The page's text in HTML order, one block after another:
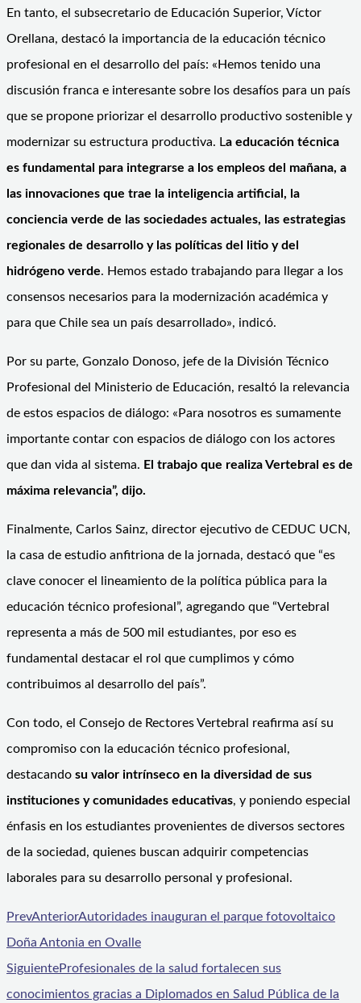
En tanto, el subsecretario de Educación Superior, Víctor
Orellana, destacó la importancia de la educación técnico
profesional en el desarrollo del país: «Hemos tenido una
discusión franca e interesante sobre los desafíos para un país
que se propone priorizar el desarrollo productivo sostenible y
modernizar su estructura productiva. La educación técnica
es fundamental para integrarse a los empleos del mañana, a
las innovaciones que trae la inteligencia artificial, la
conciencia verde de las sociedades actuales, las estrategias
regionales de desarrollo y las políticas del litio y del
hidrógeno verde. Hemos estado trabajando para llegar a los
consensos necesarios para la modernización académica y
para que Chile sea un país desarrollado», indicó.
Por su parte, Gonzalo Donoso, jefe de la División Técnico
Profesional del Ministerio de Educación, resaltó la relevancia
de estos espacios de diálogo: «Para nosotros es sumamente
importante contar con espacios de diálogo con los actores
que dan vida al sistema. El trabajo que realiza Vertebral es de
máxima relevancia”, dijo.
Finalmente, Carlos Sainz, director ejecutivo de CEDUC UCN,
la casa de estudio anfitriona de la jornada, destacó que “es
clave conocer el lineamiento de la política pública para la
educación técnico profesional”, agregando que “Vertebral
representa a más de 500 mil estudiantes, por eso es
fundamental destacar el rol que cumplimos y cómo
contribuimos al desarrollo del país”.
Con todo, el Consejo de Rectores Vertebral reafirma así su
compromiso con la educación técnico profesional,
destacando su valor intrínseco en la diversidad de sus
instituciones y comunidades educativas, y poniendo especial
énfasis en los estudiantes provenientes de diversos sectores
de la sociedad, quienes buscan adquirir competencias
laborales para su desarrollo personal y profesional.
PrevAnteriorAutoridades inauguran el parque fotovoltaico
Doña Antonia en Ovalle
SiguienteProfesionales de la salud fortalecen sus
conocimientos gracias a Diplomados en Salud Pública de la